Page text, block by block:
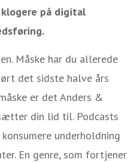
på digital
Måske har du allerede
det sidste halve års
er det Anders &
din lid til. Podcasts
underholdning
En genre, som fortjener